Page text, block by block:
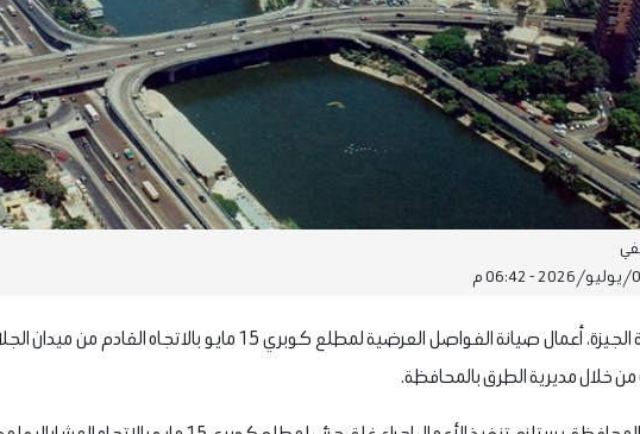
من خلال مديرية الطرق بالمحافظة.